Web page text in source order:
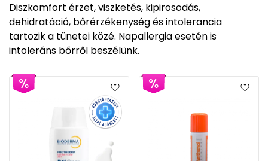
Diszkomfort érzet, viszketés, kipirosodás,
dehidratáció, bőrérzékenység és intolerancia
tartozik a tünetei közé. Napallergia esetén is
intoleráns bőrről beszélünk.